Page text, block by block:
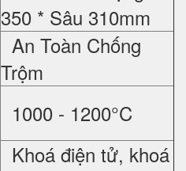
350 * Sâu 310mm
An Toàn Chống
Trộm
1000 - 1200°C
Khoá điện tử, khoá